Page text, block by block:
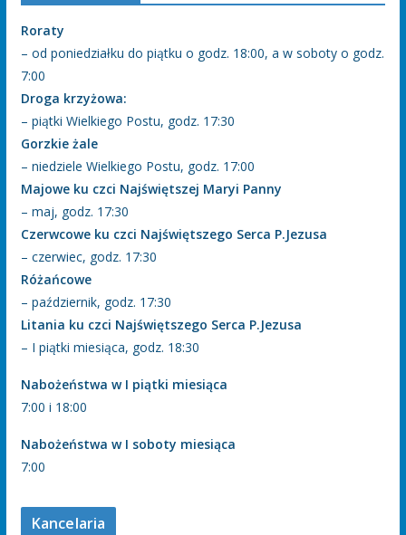
Roraty
– od poniedziałku do piątku o godz. 18:00, a w soboty o godz.
7:00
Droga krzyżowa:
– piątki Wielkiego Postu, godz. 17:30
Gorzkie żale
– niedziele Wielkiego Postu, godz. 17:00
Majowe ku czci Najświętszej Maryi Panny
– maj, godz. 17:30
Czerwcowe ku czci Najświętszego Serca P.Jezusa
– czerwiec, godz. 17:30
Różańcowe
– październik, godz. 17:30
Litania ku czci Najświętszego Serca P.Jezusa
– I piątki miesiąca, godz. 18:30
Nabożeństwa w I piątki miesiąca
7:00 i 18:00
Nabożeństwa w I soboty miesiąca
7:00
Kancelaria